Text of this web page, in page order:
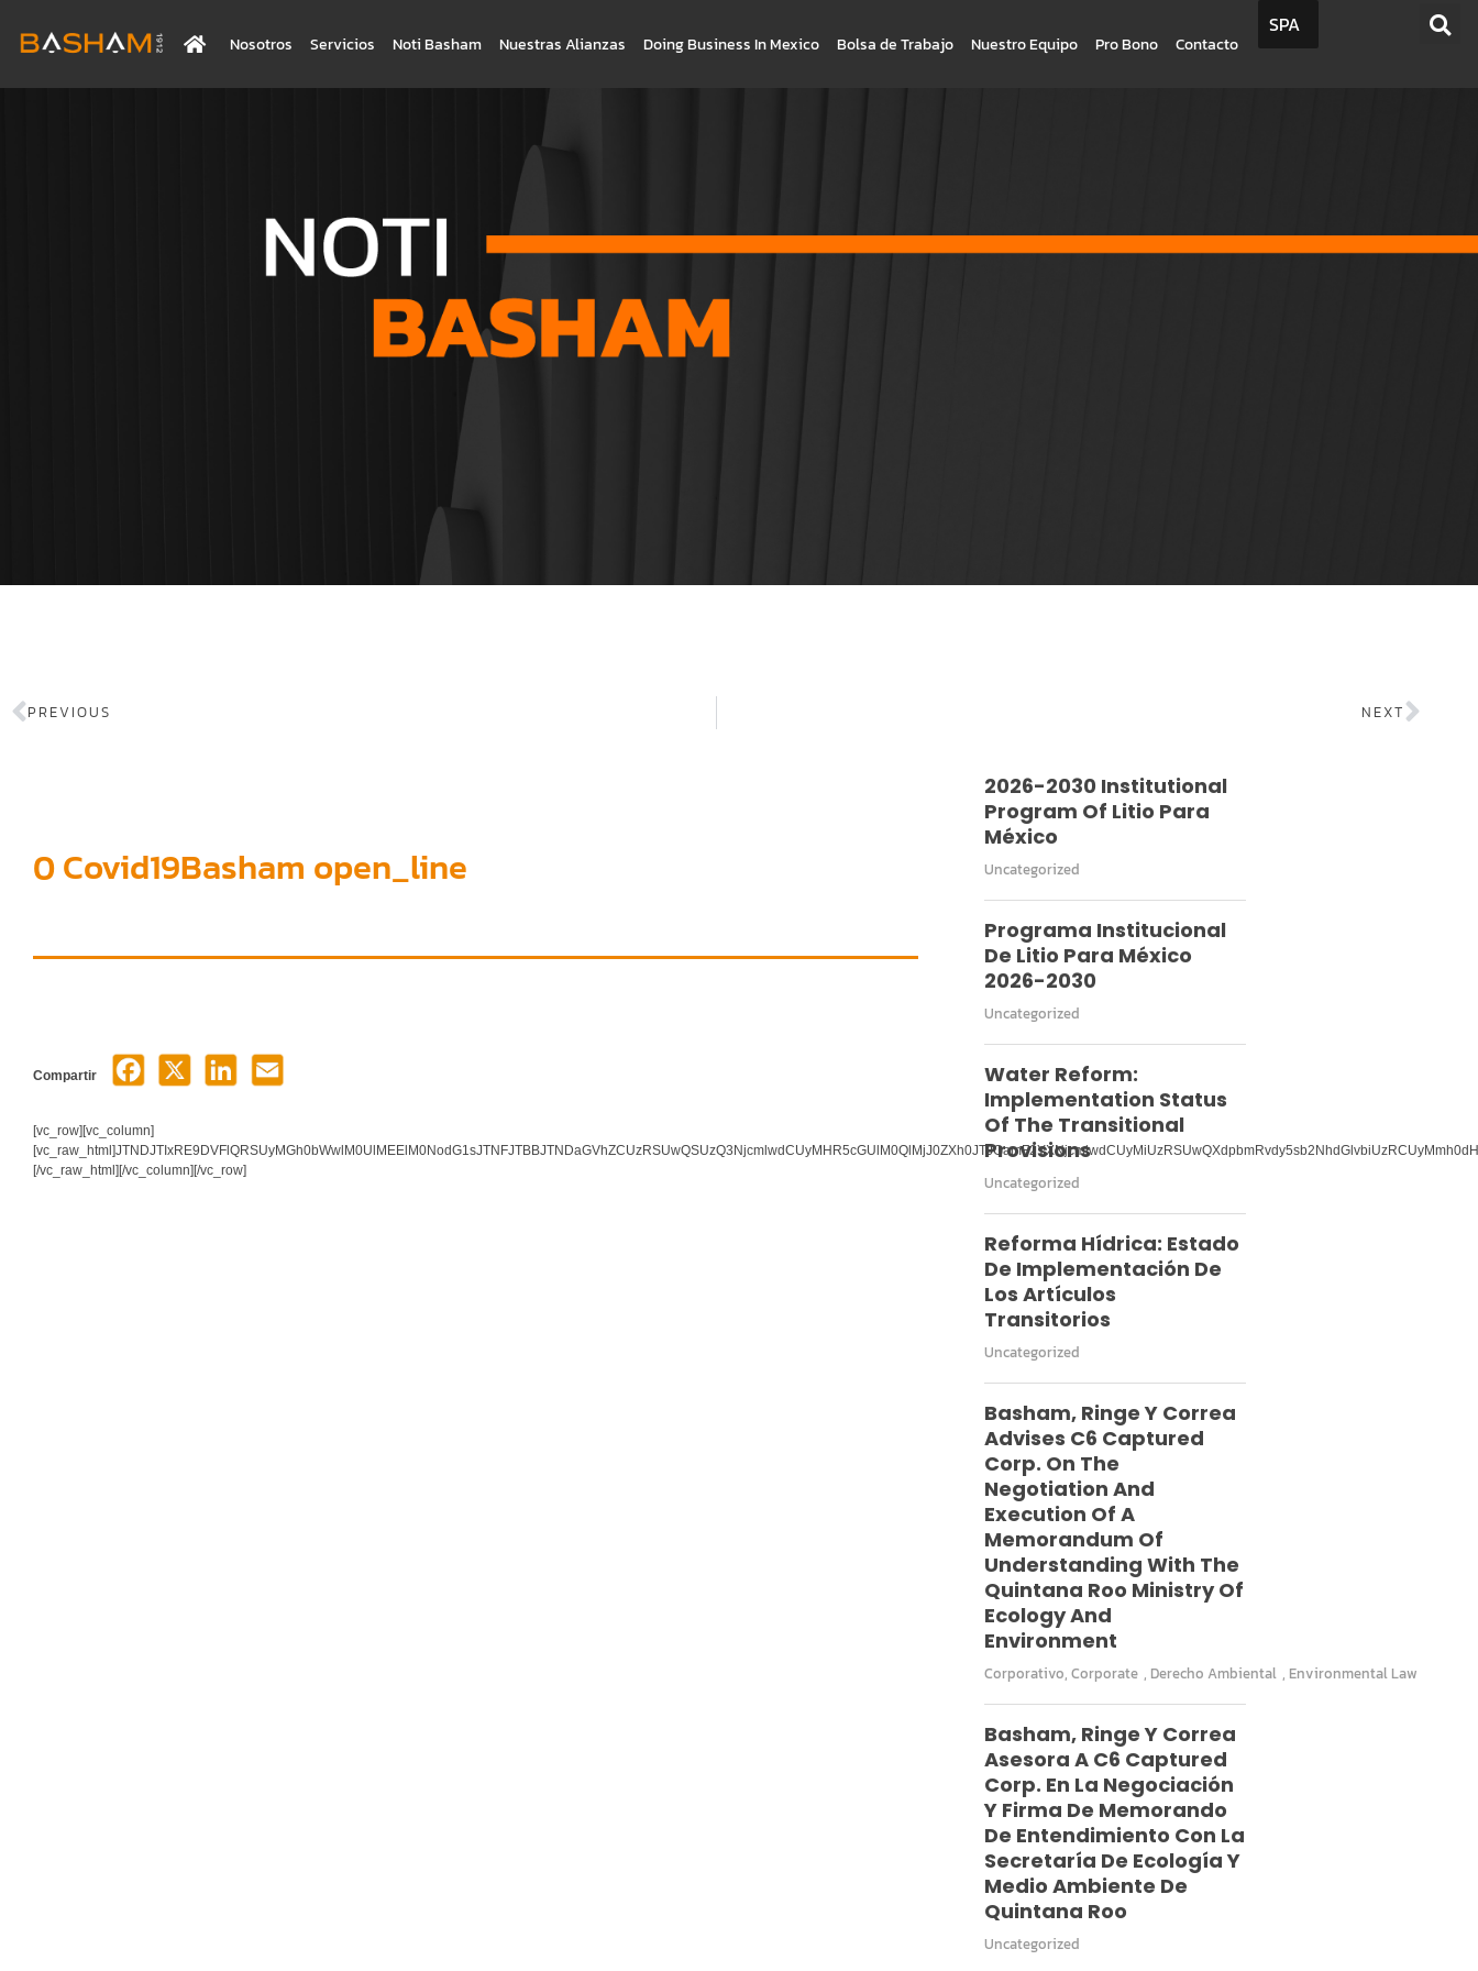
Nosotros Servicios Noti Basham Nuestras Alianzas Doing Business In Mexico Bolsa de Trabajo Nuestro Equipo Pro Bono Contacto
SPA
PREVIOUS NEXT
0 Covid19Basham open_line
Compartir
[vc_row][vc_column]
[/vc_raw_html][/vc_column][/vc_row]
2026-2030 Institutional
Program Of Litio Para
México
Uncategorized
Programa Institucional
De Litio Para México
2026-2030
Uncategorized
Water Reform:
Implementation Status
Of The Transitional
Provisions
Uncategorized
Reforma Hídrica: Estado
De Implementación De
Los Artículos
Transitorios
Uncategorized
Basham, Ringe Y Correa
Advises C6 Captured
Corp. On The
Negotiation And
Execution Of A
Memorandum Of
Understanding With The
Quintana Roo Ministry Of
Ecology And
Environment
Corporativo, Corporate , Derecho Ambiental , Environmental Law
Basham, Ringe Y Correa
Asesora A C6 Captured
Corp. En La Negociación
Y Firma De Memorando
De Entendimiento Con La
Secretaría De Ecología Y
Medio Ambiente De
Quintana Roo
Uncategorized